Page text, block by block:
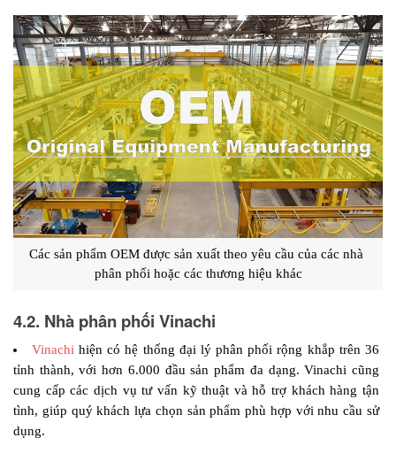
Các sản phẩm OEM được sản xuất theo yêu cầu của các nhà
phân phối hoặc các thương hiệu khác
4.2. Nhà phân phối Vinachi
Vinachi hiện có hệ thống đại lý phân phối rộng khắp trên 36
tỉnh thành, với hơn 6.000 đầu sản phẩm đa dạng. Vinachi cũng
cung cấp các dịch vụ tư vấn kỹ thuật và hỗ trợ khách hàng tận
tình, giúp quý khách lựa chọn sản phẩm phù hợp với nhu cầu sử
dụng.